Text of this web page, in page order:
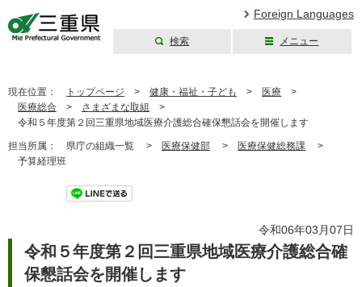
Foreign Languages
検索 メニュー
現在位置： トップページ > 健康・福祉・子ども > 医療 >
医療総合 > さまざまな取組
>
令和５年度第２回三重県地域医療介護総合確保懇話会を開催します
担当所属： 県庁の組織一覧 > 医療保健部 > 医療保健総務課 >
予算経理班
令和06年03月07日
令和５年度第２回三重県地域医療介護総合確
保懇話会を開催します